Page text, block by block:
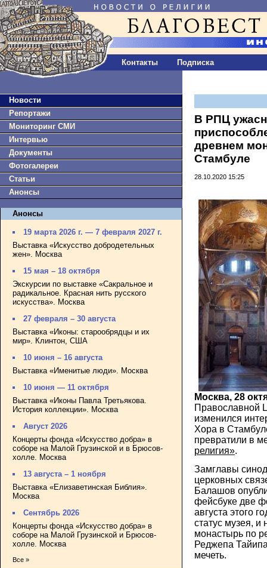
Контакты Подписка
Новости
Репортажи
Мониторинг СМИ
Интервью
Документы
Фотогалереи
Статьи
Анонсы
Анонсы
19 марта 2026 г. — 7 февраля 2027 г.
Выставка «Искусство добродетельных
жен». Москва
15 мая – 18 октября
Экскурсии по выставке «Сакральное и
радикальное. Красная нить русского
искусства». Москва
27 февраля – 30 августа
Выставка «Иконы: старообрядцы и их
мир». Клинтон, США
10 июня – 16 августа
Выставка «Именитые люди». Москва
10 июня — 11 октября
Выставка «Иконы Павла Третьякова.
История коллекции». Москва
Август 2026
Концерты фонда «Искусство добра» в
соборе на Малой Грузинской и в Брюсов-
холле. Москва
13 августа – 1 ноября
Выставка «Елизаветинская Библия».
Москва
Сентябрь 2026
Концерты фонда «Искусство добра» в
соборе на Малой Грузинской и Брюсов-
холле. Москва
Все »
В РПЦ
древнем
Стамбуле
28.10.2020 15:25
Москва, 28
Православной
изменился
Хора в
превратили в
религия».
Замглавы
церковных
Балашов
фейсбуке две
августа этого
статус музея,
монастырь по
Реджепа
мечеть.